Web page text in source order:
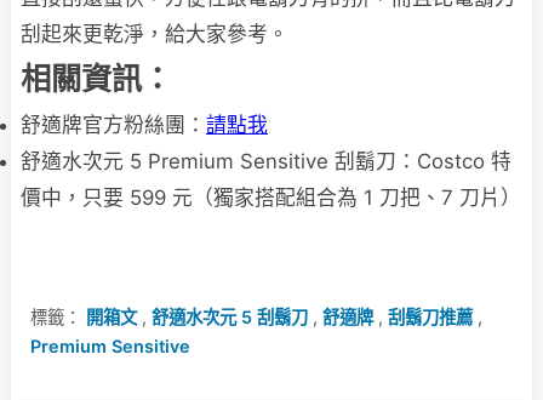
刮起來更乾淨，給大家參考。
相關資訊：
舒適牌官方粉絲團： 請點我
舒適水次元 5 Premium Sensitive 刮鬍刀：Costco 特
價中，只要 599 元（獨家搭配組合為 1 刀把、7 刀片）
標籤： 開箱文, 舒適水次元 5 刮鬍刀 , 舒適牌, 刮鬍刀推薦,
Premium Sensitive